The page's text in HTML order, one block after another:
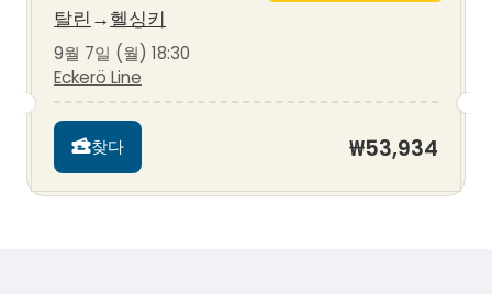
탈린 →헬싱키
9월 7일 (월) 18:30
Eckerö Line
찾다 ₩53,934